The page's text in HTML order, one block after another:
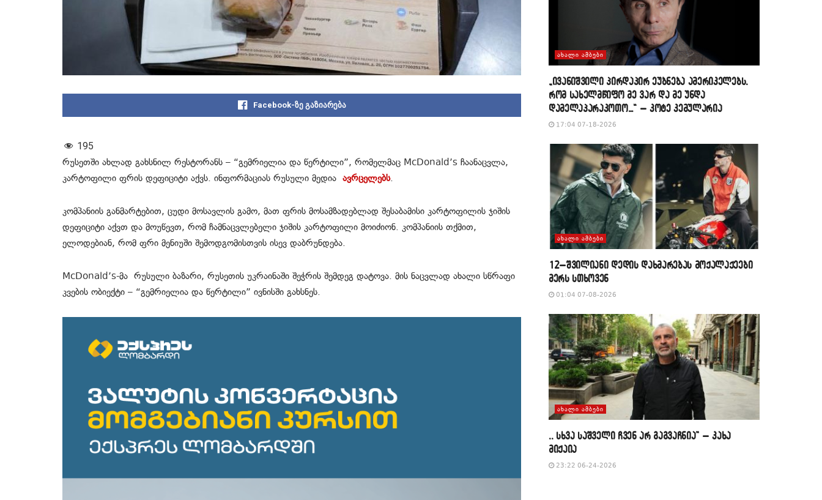
Facebook-ზე გაზიარება
195
რუსეთში ახლად გახსნილ რესტორანს – “გემრიელია და წერტილი”, რომელმაც McDonald’s ჩაანაცვლა,
კარტოფილი ფრის დეფიციტი აქვს. ინფორმაციას რუსული მედია ავრცელებს.
კომპანიის განმარტებით, ცუდი მოსავლის გამო, მათ ფრის მოსამზადებლად შესაბამისი კარტოფილის ჯიშის
დეფიციტი აქვთ და მოუწევთ, რომ ჩამნაცვლებელი ჯიშის კარტოფილი მოიძიონ. კომპანიის თქმით,
ელოდებიან, რომ ფრი მენიუში შემოდგომისთვის ისევ დაბრუნდება.
McDonald’s-მა რუსული ბაზარი, რუსეთის უკრაინაში შეჭრის შემდეგ დატოვა. მის ნაცვლად ახალი სწრაფი
კვების ობიექტი – “გემრიელია და წერტილი” ივნისში გახსნეს.
ᲐᲮᲐᲚᲘ ᲐᲛᲑᲔᲑᲘ
„ივანიშვილი პირდაპირ ეუბნება ამერიკელებს,
რომ სახელმწიფო მე ვარ და მე უნდა
დამელაპარაკოთო…“ – კოტე კემულარია
17:04 07-18-2026
ᲐᲮᲐᲚᲘ ᲐᲛᲑᲔᲑᲘ
12–შვილიანი დედის დახმარებას მოქალაქეები
მერს სთხოვენ
01:04 07-08-2026
ᲐᲮᲐᲚᲘ ᲐᲛᲑᲔᲑᲘ
,, სხვა საშველი ჩვენ არ გაგვაჩნია” – კახა
მიქაია
23:22 06-24-2026